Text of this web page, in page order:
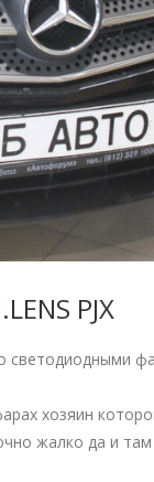
PJX
светодиодными
хозяин
жалко да и